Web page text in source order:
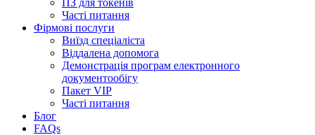
ПЗ для токенів
Часті питання
Фірмові послуги
Виїзд спеціаліста
Віддалена допомога
Демонстрація програм електронного
документообігу
Пакет VIP
Часті питання
Блог
FAQs